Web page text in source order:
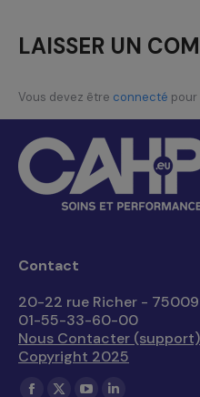
LAISSER UN
Vous devez être connecté pour
Contact
20-22 rue Richer - 75009
01-55-33-60-00
Nous Contacter (support)
Copyright 2025
Trouvez nous sur :